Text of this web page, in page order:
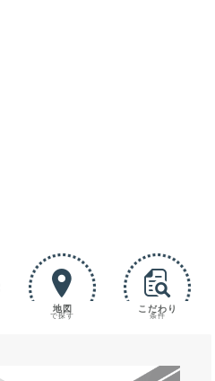
地図
で探す
こだわり
条件